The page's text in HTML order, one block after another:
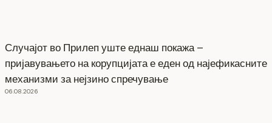
Случајот во Прилеп уште еднаш покажа –
пријавувањето на корупцијата е еден од најефикасните
механизми за нејзино спречување
06.08.2026